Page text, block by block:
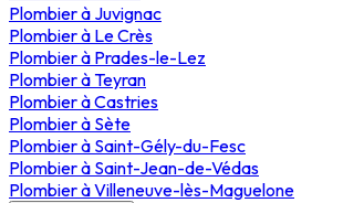
Plombierà Juvignac
Plombierà Le Crès
Plombierà Prades-le-Lez
PlombieràTeyran
PlombieràCastries
Plombierà Sète
Plombierà Saint-Gély-du-Fesc
Plombierà Saint-Jean-de-Védas
PlombieràVilleneuve-lès-Maguelone